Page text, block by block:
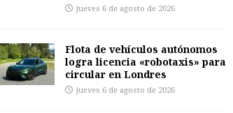
jueves 6 de agosto de 2026
Flota de vehículos autónomos
logra licencia «robotaxis» para
circular en Londres
jueves 6 de agosto de 2026